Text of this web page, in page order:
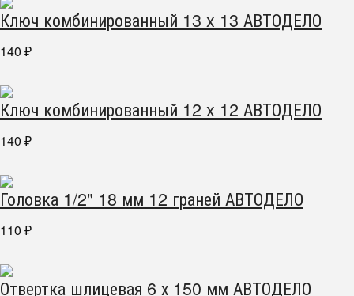
Ключ комбинированный 13 x 13 АВТОДЕЛО
140 ₽
Ключ комбинированный 12 x 12 АВТОДЕЛО
140 ₽
Головка 1/2" 18 мм 12 граней АВТОДЕЛО
110 ₽
Отвертка шлицевая 6 х 150 мм АВТОДЕЛО